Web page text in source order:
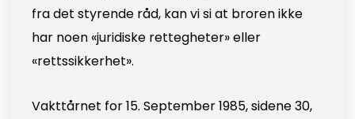
fra det styrende råd, kan vi si at broren ikke
har noen «juridiske rettegheter» eller
«rettssikkerhet».
Vakttårnet for 15. September 1985, sidene 30,